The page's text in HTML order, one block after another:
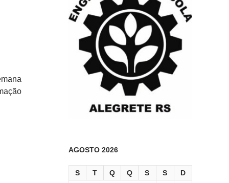
AGOSTO 2026
S T Q Q S S
D